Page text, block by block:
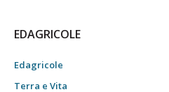
EDAGRICOLE
Edagricole
Terra e Vita